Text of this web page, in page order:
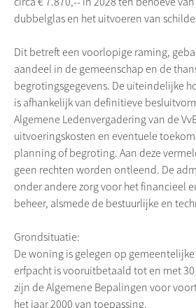
dubbelglas en het uitvoeren van
Dit betreft een voorlopige raming,
aandeel in de gemeenschap en de
begrotingsgegevens. De uiteindelijke
is afhankelijk van definitieve
Algemene Ledenvergadering van de
uitvoeringskosten en eventuele
planning of begroting. Aan deze
geen rechten worden ontleend. De
onder andere zorg voor het financieel
beheer, alsmede de bestuurlijke en
Grondsituatie:
De woning is gelegen op
erfpacht is vooruitbetaald tot en met
zijn de Algemene Bepalingen voor
het jaar 2000 van toepassing.